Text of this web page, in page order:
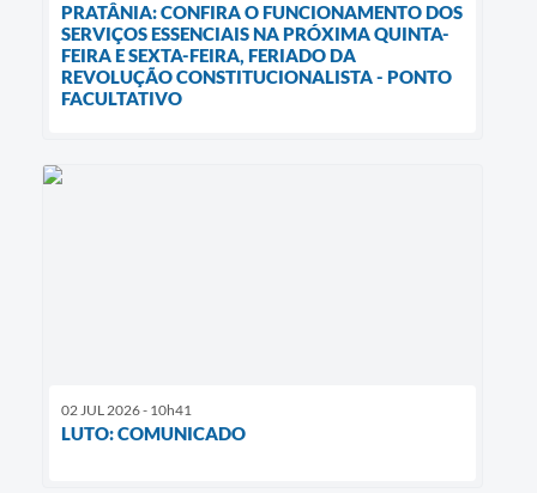
PRATÂNIA: CONFIRA O FUNCIONAMENTO DOS
SERVIÇOS ESSENCIAIS NA PRÓXIMA QUINTA-
FEIRA E SEXTA-FEIRA, FERIADO DA
REVOLUÇÃO CONSTITUCIONALISTA - PONTO
FACULTATIVO
02 JUL 2026 - 10h41
LUTO: COMUNICADO